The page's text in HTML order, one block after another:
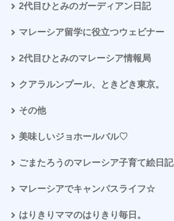
2代目ひとみのガーディアン日記
マレーシア留学に役立つウェビナー
2代目ひとみのマレーシア情報局
クアラルンプール、ときどき東京。
その他
美味しいジョホールバル♡
ごまたろうのマレーシア子育て絵日記
マレーシアでキャンパスライフ☆
はりきりママのはりきり毎日。